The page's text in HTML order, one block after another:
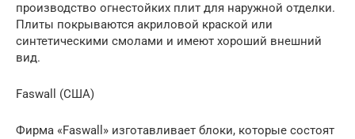
производство огнестойких плит для наружной отделки.
Плиты покрываются акриловой краской или
синтетическими смолами и имеют хороший внешний
вид.
Faswall (США)
Фирма «Faswall» изготавливает блоки, которые состоят